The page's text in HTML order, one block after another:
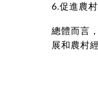
6.促進農
總體而言
展和農村